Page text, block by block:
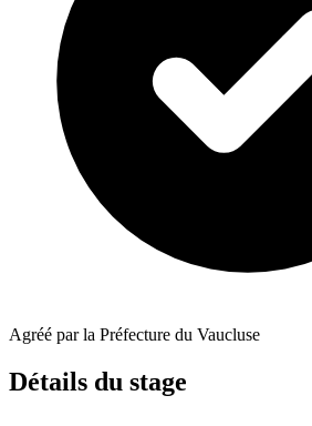
Agréé par la Préfecture du Vaucluse
Détails du stage